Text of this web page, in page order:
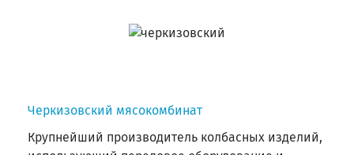
Черкизовский мясокомбинат
Крупнейший производитель колбасных изделий,